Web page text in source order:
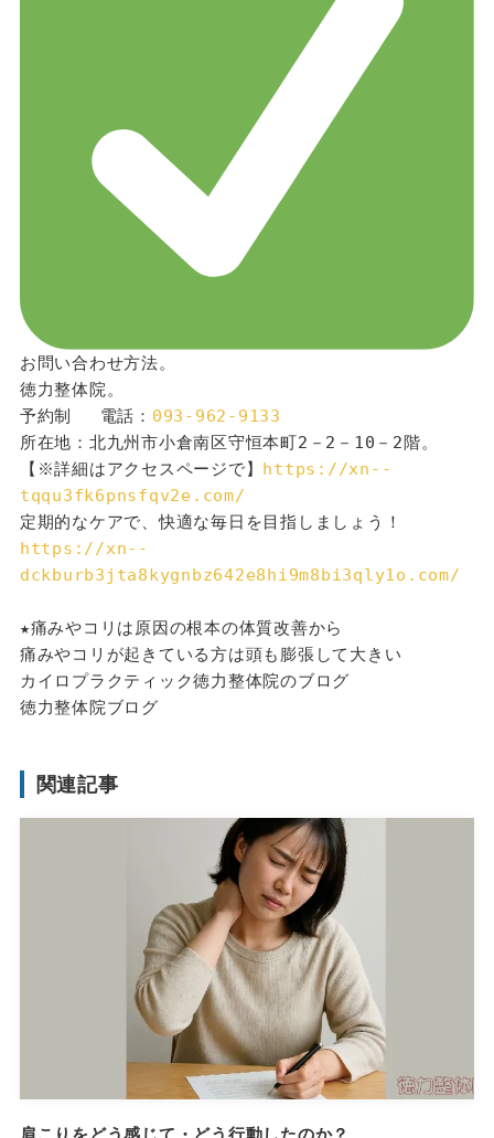
お問い合わせ方法。
徳力整体院。
予約制 　電話： 093-962-9133
所在地：北九州市小倉南区守恒本町2－2－10－2階。
【※詳細はアクセスページで】 https://xn--
tqqu3fk6pnsfqv2e.com/
定期的なケアで、快適な毎日を目指しましょう！
https://xn--
dckburb3jta8kygnbz642e8hi9m8bi3qly1o.com/
★痛みやコリは原因の根本の体質改善から
痛みやコリが起きている方は頭も膨張して大きい
カイロプラクティック徳力整体院のブログ
徳力整体院ブログ
関連記事